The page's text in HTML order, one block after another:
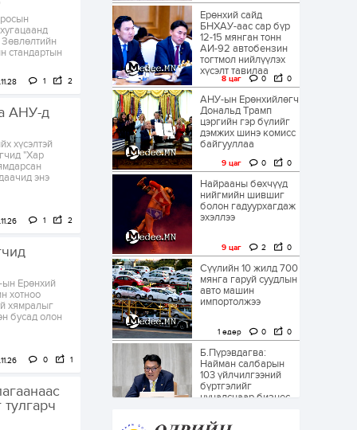
стандартын
1 2
АНУ-д
хүсэлтэй
"Хар
энэ
1 2
Ерөнхий
хотноо
хямралыг
бусад олон
0 1
Ерөнхий сайд
БНХАУ-аас сар бүр
12-15 мянган тонн
АИ-92 автобензин
тогтмол нийлүүлэх
хүсэлт тавилаа
8 цаг 0 0
АНУ-ын Ерөнхийлөгч
Дональд Трамп
цэргийн гэр бүлийг
дэмжих шинэ комисс
байгууллаа
9 цаг 0 0
Найрааны бөхчүүд
нийгмийн шившиг
болон гадуурхагдаж
эхэллээ
9 цаг 2 0
Сүүлийн 10 жилд 700
мянга гаруй суудлын
авто машин
импортолжээ
1 өдөр 0 0
Б.Пүрэвдагва:
Найман салбарын
103 үйлчилгээний
бүртгэлийг
цуцалснаар бизнес